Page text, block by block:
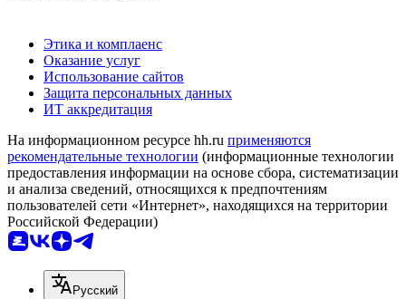
Этика и комплаенс
Оказание услуг
Использование сайтов
Защита персональных данных
ИТ аккредитация
На информационном ресурсе hh.ru применяются
рекомендательные технологии (информационные технологии
предоставления информации на основе сбора, систематизации
и анализа сведений, относящихся к предпочтениям
пользователей сети «Интернет», находящихся на территории
Российской Федерации)
Русский